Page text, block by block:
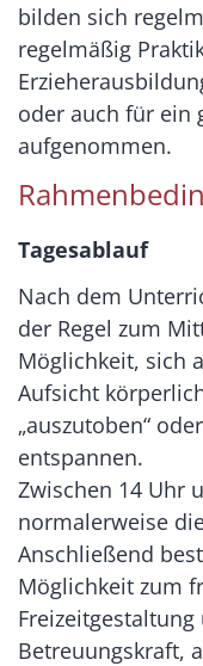
bilden sich
regelmäßig
oder auch für ein
aufgenommen.
Tagesablauf
Nach dem
der Regel zum
Möglichkeit, sich
Aufsicht
„auszutoben“
entspannen.
Zwischen 14 Uhr
normalerweise
Anschließend
Möglichkeit zum
Betreuungskraft,